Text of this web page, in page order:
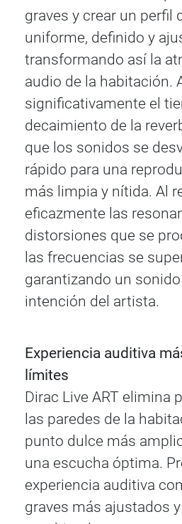
graves y crear un perfil
uniforme, definido y
transformando así la
audio de la habitación.
significativamente el
decaimiento de la
que los sonidos se
rápido para una
más limpia y nítida. Al
eficazmente las
distorsiones que se
las frecuencias se
garantizando un
intención del artista.
Experiencia auditiva
límites
Dirac Live ART elimina
las paredes de la
punto dulce más
una escucha óptima.
experiencia auditiva
graves más ajustados